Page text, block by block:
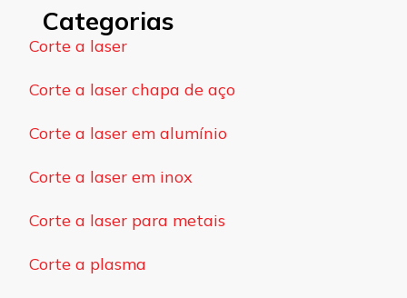
Categorias
Corte a laser
Corte a laser chapa de aço
Corte a laser em alumínio
Corte a laser em inox
Corte a laser para metais
Corte a plasma